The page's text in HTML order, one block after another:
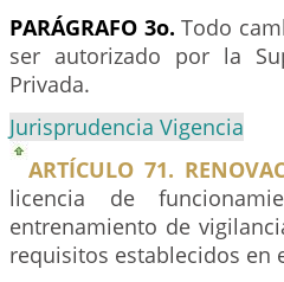
PARÁGRAFO 3o. Todo
ser autorizado por la
Privada.
Jurisprudencia Vigencia
ARTÍCULO 71.
licencia de
entrenamiento de
requisitos establecidos en